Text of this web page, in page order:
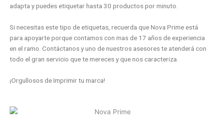
adapta y puedes etiquetar hasta 30 productos por minuto.
Si necesitas este tipo de etiquetas, recuerda que Nova Prime está
para apoyarte porque contamos con mas de 17 años de experiencia
en el ramo. Contáctanos y uno de nuestros asesores te atenderá con
todo el gran servicio que te mereces y que nos caracteriza.
¡Orgullosos de Imprimir tu marca!